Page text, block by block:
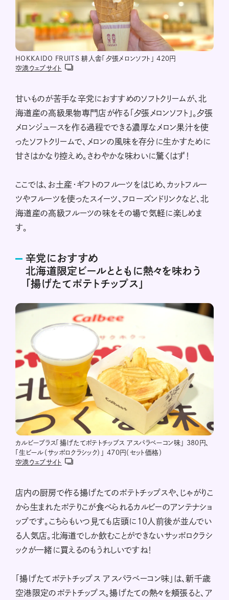
HOKKAIDO FRUITS 耕人舎「夕張メロンソフト」 420円
空港ウェブサイト
甘いものが苦手な辛党におすすめのソフトクリームが、北
海道産の高級果物専門店が作る「夕張メロンソフト」。夕張
メロンジュースを作る過程でできる濃厚なメロン果汁を使
ったソフトクリームで、メロンの風味を存分に生かすために
甘さはかなり控えめ。さわやかな味わいに驚くはず！
ここでは、お土産・ギフトのフルーツをはじめ、カットフルー
ツやフルーツを使ったスイーツ、フローズンドリンクなど、北
海道産の高級フルーツの味をその場で気軽に楽しめま
す。
辛党におすすめ
北海道限定ビールとともに熱々を味わう
「揚げたてポテトチップス」
カルビープラス「揚げたてポテトチップス アスパラベーコン味」 380円、
「生ビール（サッポロクラシック）」 470円（セット価格）
空港ウェブサイト
店内の厨房で作る揚げたてのポテトチップスや、じゃがりこ
から生まれたポテりこが食べられるカルビーのアンテナショ
ップです。こちらもいつ見ても店頭に10人前後が並んでい
る人気店。北海道でしか飲むことができないサッポロクラシ
ックが一緒に買えるのもうれしいですね！
「揚げたてポテトチップス アスパラベーコン味」は、新千歳
空港限定のポテトチップス。揚げたての熱々を頬張ると、ア